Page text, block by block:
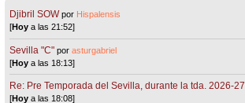
Djibril SOW por Hispalensis
[Hoy a las 21:52]
Sevilla "C"porasturgabriel
[Hoy a las 18:13]
Re: Pre Temporada del Sevilla, durante la tda. 2026-27
[Hoy a las 18:08]